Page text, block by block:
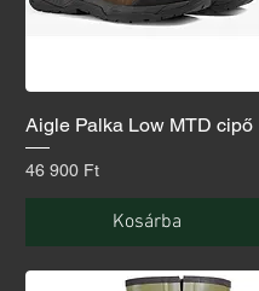
Aigle Palka Low MTD cipő
Ár
46 900 Ft
Kosárba